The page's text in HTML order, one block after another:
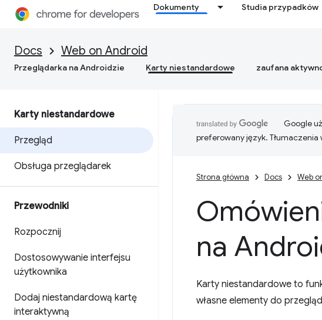
Dokumenty Studia przypadków
Docs Web on Android
Przeglądarka na Androidzie Karty niestandardowe zaufana
Karty niestandardowe
Przegląd
Obsługa przeglądarek
Przewodniki
Rozpocznij
Dostosowywanie interfejsu
użytkownika
Dodaj niestandardową kartę
interaktywną
Google
preferowany język.
Strona główna Docs Web
na
Karty niestandardowe to
własne elementy do